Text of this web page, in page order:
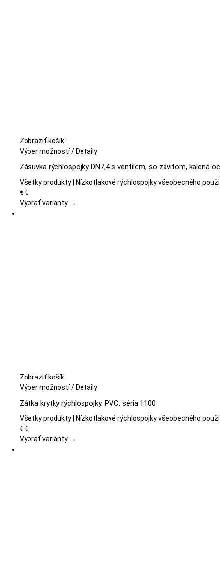
Zobraziť košík
Výber možnostíTento
má
viacero
Možnosti
/Detaily
Zásuvka rýchlospojky DN7,4 s ventilom, so závitom, kalená
Všetky produkty | Nízkotlakové rýchlospojky všeobecného
€ 0
Vybrať varianty →
Zobraziť košík
Výber možností Tento
má
viacero
Možnosti
/Detaily
Zátka krytky rýchlospojky, PVC, séria 1100
Všetky produkty | Nízkotlakové rýchlospojky všeobecného
€ 0
Vybrať varianty →